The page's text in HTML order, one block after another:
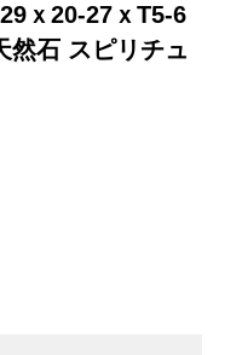
ｘ20-27ｘT5-6
然石 スピリチュ